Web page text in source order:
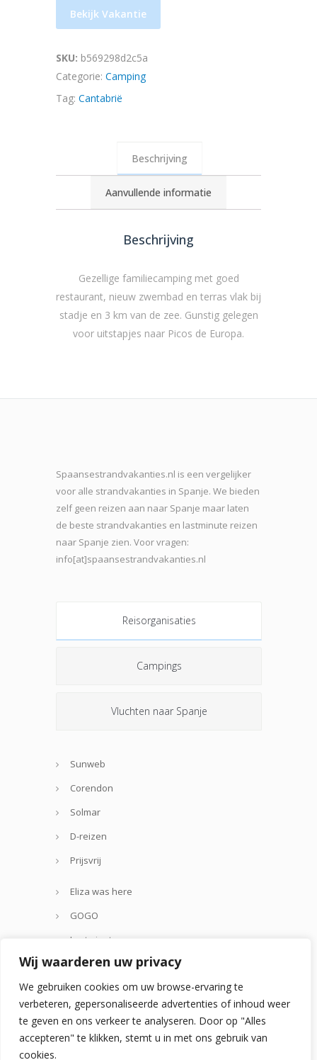
Wij waarderen uw privacy
We gebruiken cookies om uw browse-ervaring te
verbeteren, gepersonaliseerde advertenties of inhoud weer
te geven en ons verkeer te analyseren. Door op "Alles
accepteren" te klikken, stemt u in met ons gebruik van
cookies.
Bekijk Vakantie
SKU: b569298d2c5a
Categorie: Camping
Tag: Cantabrië
Beschrijving
Aanvullende informatie
Beschrijving
Gezellige familiecamping met goed
restaurant, nieuw zwembad en terras vlak bij
stadje en 3 km van de zee. Gunstig gelegen
voor uitstapjes naar Picos de Europa.
Spaansestrandvakanties.nl is een vergelijker
voor alle strandvakanties in Spanje. We bieden
zelf geen reizen aan naar Spanje maar laten
de beste strandvakanties en lastminute reizen
naar Spanje zien. Voor vragen:
info[at]spaansestrandvakanties.nl
Reisorganisaties
Campings
Vluchten naar Spanje
Sunweb
Corendon
Solmar
D-reizen
Prijsvrij
Eliza was here
GOGO
Lastminute.com
Thomas Cook
Zoover